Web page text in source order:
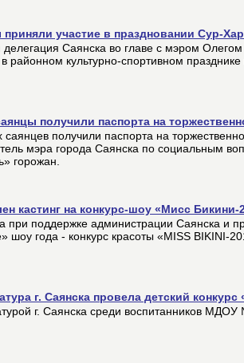
участие в праздновании Сур-
Саянска во главе с мэром
районном культурно-спортивном празднике
получили паспорта на
получили паспорта на
мэра города Саянска по социальным
горожан.
кастинг на конкурс-шоу «Мисс Бикини-
при поддержке администрации Саянска и
шоу года - конкурс красоты «MISS BIKINI-
г. Саянска провела детский
г. Саянска среди воспитанников